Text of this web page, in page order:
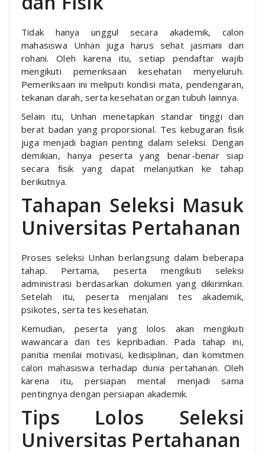
Tidak hanya unggul secara akademik, calon
mahasiswa Unhan juga harus sehat jasmani dan
rohani. Oleh karena itu, setiap pendaftar wajib
mengikuti pemeriksaan kesehatan menyeluruh.
Pemeriksaan ini meliputi kondisi mata, pendengaran,
tekanan darah, serta kesehatan organ tubuh lainnya.
Selain itu, Unhan menetapkan standar tinggi dan
berat badan yang proporsional. Tes kebugaran fisik
juga menjadi bagian penting dalam seleksi. Dengan
demikian, hanya peserta yang benar-benar siap
secara fisik yang dapat melanjutkan ke tahap
berikutnya.
Tahapan Seleksi Masuk
Universitas Pertahanan
Proses seleksi Unhan berlangsung dalam beberapa
tahap. Pertama, peserta mengikuti seleksi
administrasi berdasarkan dokumen yang dikirimkan.
Setelah itu, peserta menjalani tes akademik,
psikotes, serta tes kesehatan.
Kemudian, peserta yang lolos akan mengikuti
wawancara dan tes kepribadian. Pada tahap ini,
panitia menilai motivasi, kedisiplinan, dan komitmen
calon mahasiswa terhadap dunia pertahanan. Oleh
karena itu, persiapan mental menjadi sama
pentingnya dengan persiapan akademik.
Tips Lolos Seleksi
Universitas Pertahanan